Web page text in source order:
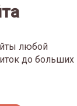
любой
до больших